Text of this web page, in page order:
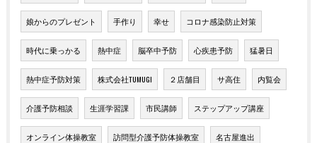
娘からのプレゼント 手作り 幸せ コロナ感染防止対策
時代に乗っかる 熱中症 脳卒中予防 心疾患予防 猛暑日
熱中症予防対策 株式会社TUMUGI ２店舗目 サ高住 内覧会
介護予防相談 生涯学習課 市民講師 ステップアップ講座
オンライン体操教室 訪問型介護予防体操教室 名古屋進出